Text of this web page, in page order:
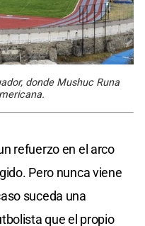
donde Mushuc Runa
refuerzo en el arco
Pero nunca viene
suceda una
que el propio